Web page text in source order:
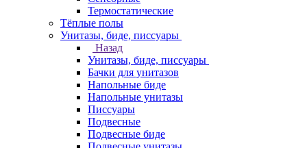
Термостатические
Тёплые полы
Унитазы, биде, писсуары
Назад
Унитазы, биде, писсуары
Бачки для унитазов
Напольные биде
Напольные унитазы
Писсуары
Подвесные
Подвесные биде